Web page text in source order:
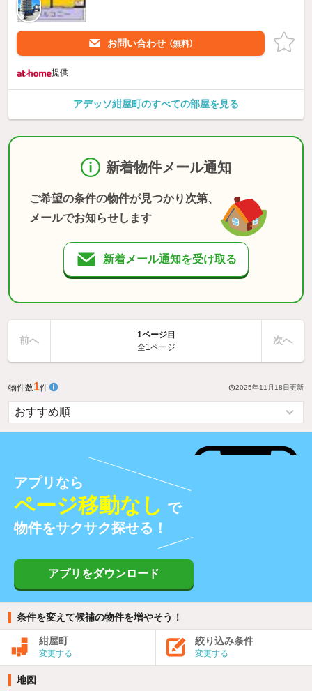
お問い合わせ （無料）
提供
アデッソ紺屋町のすべての部屋を見る
新着物件メール通知
ご希望の条件の物件が見つかり次第、
メールでお知らせします
新着メール通知を受け取る
前へ
1ページ目
全1ページ
次へ
物件数1件 2025年11月18日更新
アプリなら
ページ移動なし で
物件をサクサク探せる！
アプリをダウンロード
条件を変えて候補の物件を増やそう！
紺屋町
変更する
絞り込み条件
変更する
地図